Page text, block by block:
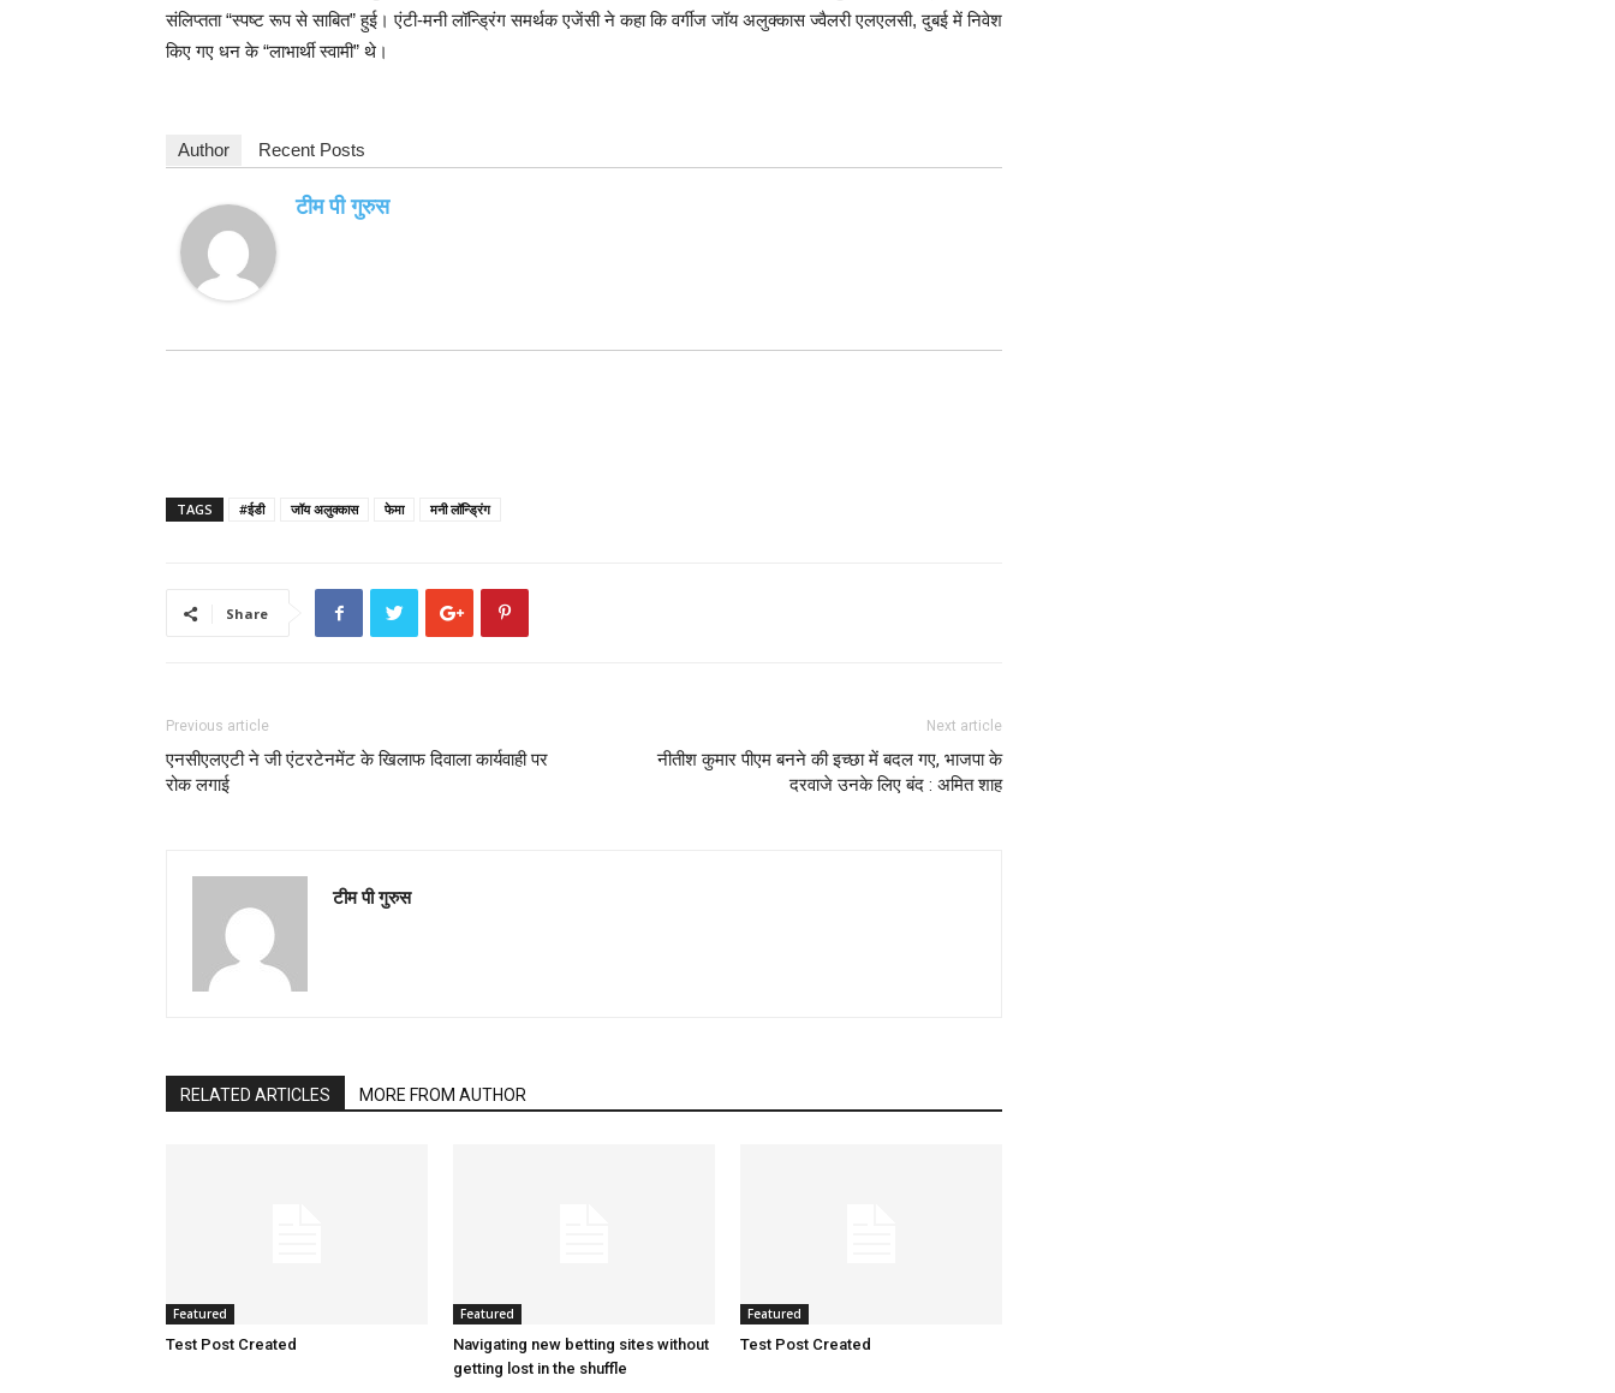
संलिप्तता “स्पष्ट रूप से साबित” हुई। एंटी-मनी लॉन्ड्रिंग समर्थक एजेंसी ने कहा कि वर्गीज जॉय अलुक्कास ज्वैलरी एलएलसी, दुबई में निवेश
किए गए धन के “लाभार्थी स्वामी” थे।
Author Recent Posts
टीम पी गुरुस
TAGS #ईडी जॉय अलुक्कास फेमा मनी लॉन्ड्रिंग
Share
Previous article
एनसीएलएटी ने जी एंटरटेनमेंट के खिलाफ दिवाला कार्यवाही पर
रोक लगाई
Next article
नीतीश कुमार पीएम बनने की इच्छा में बदल गए, भाजपा के
दरवाजे उनके लिए बंद : अमित शाह
टीम पी गुरुस
RELATED ARTICLES MORE FROM AUTHOR
Featured
Test Post Created
Featured
Navigating new betting sites without
getting lost in the shuffle
Featured
Test Post Created